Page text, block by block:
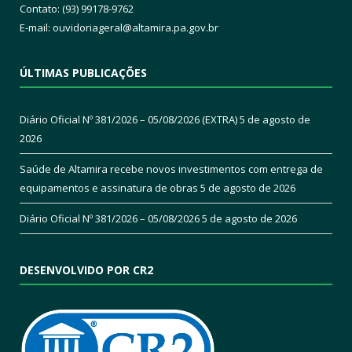
Contato: (93) 99178-9762
E-mail: ouvidoriageral@altamira.pa.gov.br
ÚLTIMAS PUBLICAÇÕES
Diário Oficial Nº 381/2026 – 05/08/2026 (EXTRA)5 de agosto de
2026
Saúde de Altamira recebe novos investimentos com entrega de
equipamentos e assinatura de obras 5 de agosto de 2026
Diário Oficial Nº 381/2026 – 05/08/20265 de agosto de 2026
DESENVOLVIDO POR CR2